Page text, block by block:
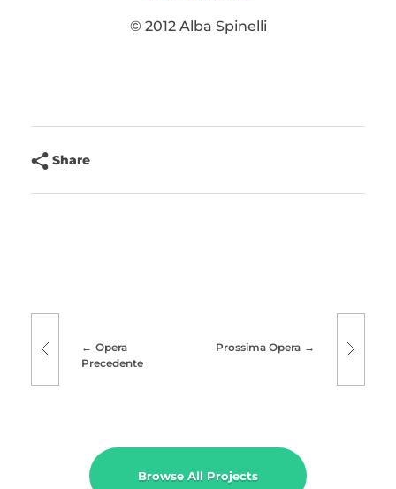
© 2012 Alba Spinelli
Share
Opera
Precedente
Prossima Opera
Browse All Projects